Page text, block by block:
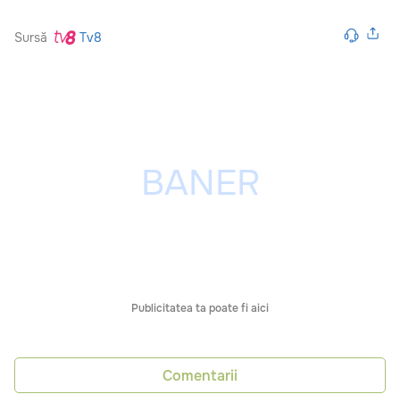
Sursă Tv8
Publicitatea ta poate fi aici
Comentarii